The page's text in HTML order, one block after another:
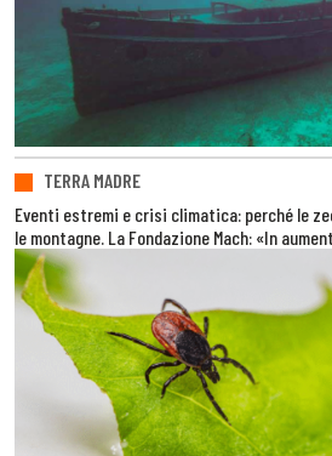
TERRA MADRE
Eventi estremi e crisi climatica: perché le
le montagne. La Fondazione Mach: «In